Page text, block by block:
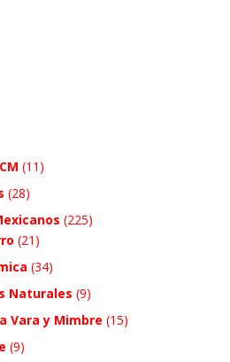
(11)
(28)
(225)
(21)
(34)
Naturales (9)
Vara y Mimbre (15)
(9)